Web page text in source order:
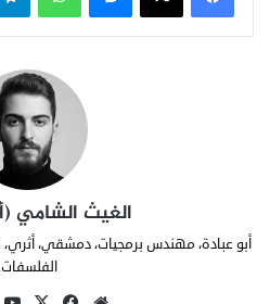
الغيث الشامي
أبو عبادة، مهندس برمجيات، دمشقي،
الفلسفات.